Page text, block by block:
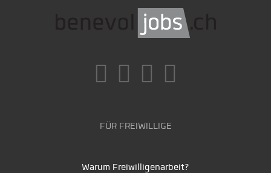
FÜR FREIWILLIGE
Warum Freiwilligenarbeit?